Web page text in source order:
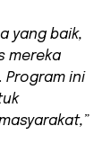
yang baik,
mereka
ini